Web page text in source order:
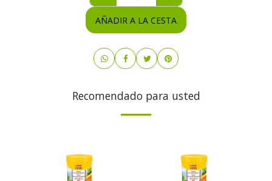
AÑADIR A LA CESTA
Recomendado para usted